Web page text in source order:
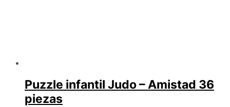
Puzzle infantil Judo – Amistad 36
piezas